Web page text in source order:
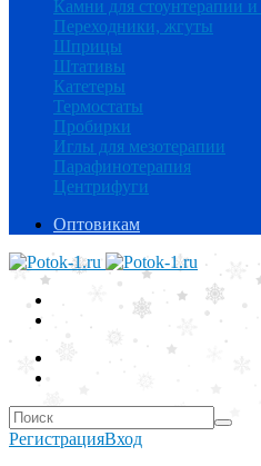
Камни для стоунтерапии
Переходники, жгуты
Шприцы
Штативы
Катетеры
Термостаты
Пробирки
Иглы для мезотерапии
Парафинотерапия
Центрифуги
Оптовикам
РегистрацияВход